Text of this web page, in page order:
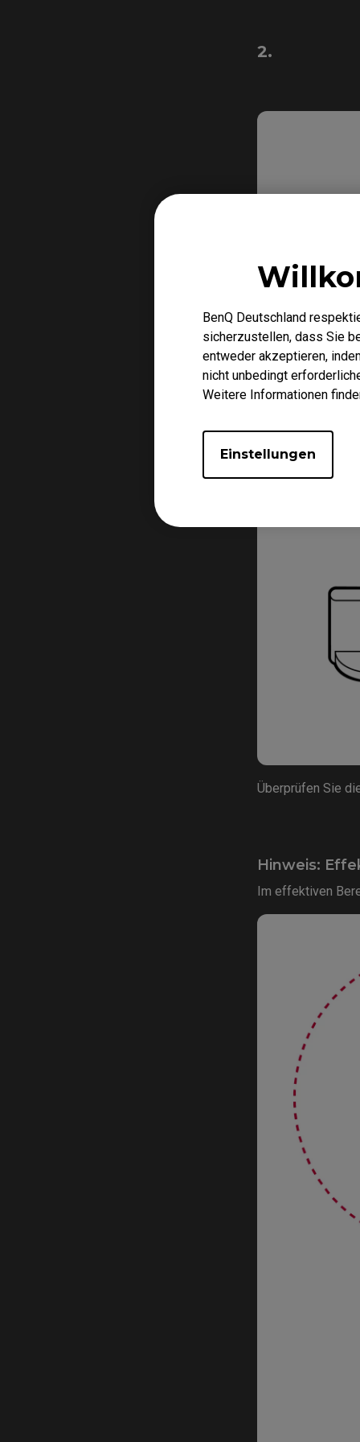
BenQ Deutschland
sicherzustellen, dass Sie
entweder akzeptieren,
nicht unbedingt
Weitere Informationen
Einstellungen
2.
3.
Überprüfen Sie
Hinweis:
Im effektiven